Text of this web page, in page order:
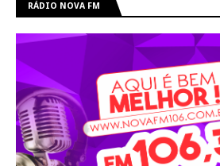
RÁDIO NOVA FM